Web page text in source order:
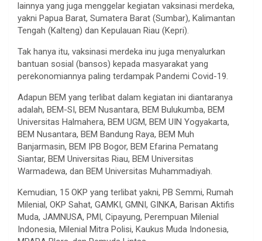
lainnya yang juga menggelar kegiatan vaksinasi merdeka,
yakni Papua Barat, Sumatera Barat (Sumbar), Kalimantan
Tengah (Kalteng) dan Kepulauan Riau (Kepri).
Tak hanya itu, vaksinasi merdeka inu juga menyalurkan
bantuan sosial (bansos) kepada masyarakat yang
perekonomiannya paling terdampak Pandemi Covid-19.
Adapun BEM yang terlibat dalam kegiatan ini diantaranya
adalah, BEM-SI, BEM Nusantara, BEM Bulukumba, BEM
Universitas Halmahera, BEM UGM, BEM UIN Yogyakarta,
BEM Nusantara, BEM Bandung Raya, BEM Muh
Banjarmasin, BEM IPB Bogor, BEM Efarina Pematang
Siantar, BEM Universitas Riau, BEM Universitas
Warmadewa, dan BEM Universitas Muhammadiyah.
Kemudian, 15 OKP yang terlibat yakni, PB Semmi, Rumah
Milenial, OKP Sahat, GAMKI, GMNI, GINKA, Barisan Aktifis
Muda, JAMNUSA, PMI, Cipayung, Perempuan Milenial
Indonesia, Milenial Mitra Polisi, Kaukus Muda Indonesia,